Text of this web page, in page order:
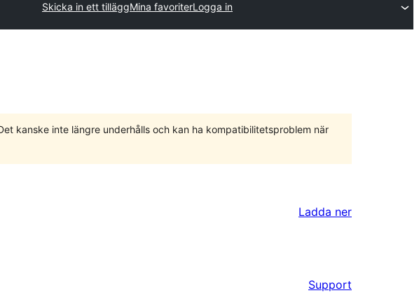
Skicka in ett tilläggMina favoriterLogga in
kanske inte längre underhålls och kan ha kompatibilitetsproblem när
Ladda ner
Support